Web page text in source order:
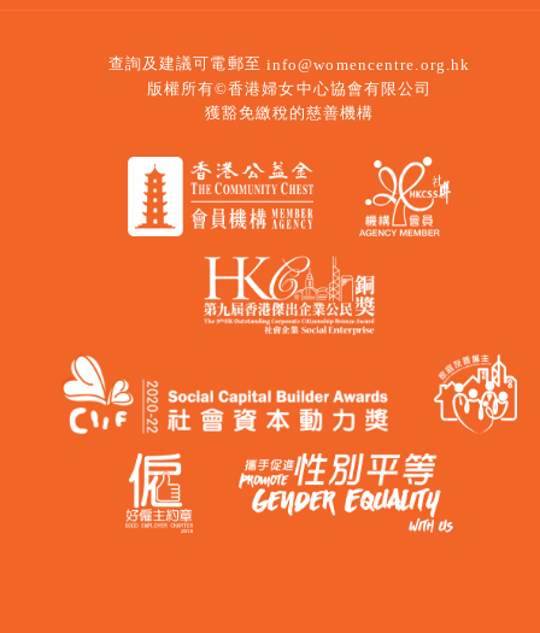
查詢及建議可電郵至 info@womencentre.org.hk
版權所有©香港婦女中心協會有限公司
獲豁免繳稅的慈善機構